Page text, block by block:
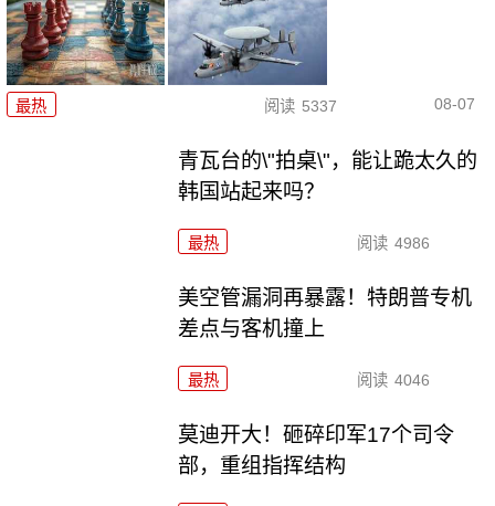
最热 阅读 5337 08-07
青瓦台的\"拍桌\"，能让跪太久的
韩国站起来吗？
最热 阅读 4986
美空管漏洞再暴露！特朗普专机
差点与客机撞上
最热 阅读 4046
莫迪开大！砸碎印军17个司令
部，重组指挥结构